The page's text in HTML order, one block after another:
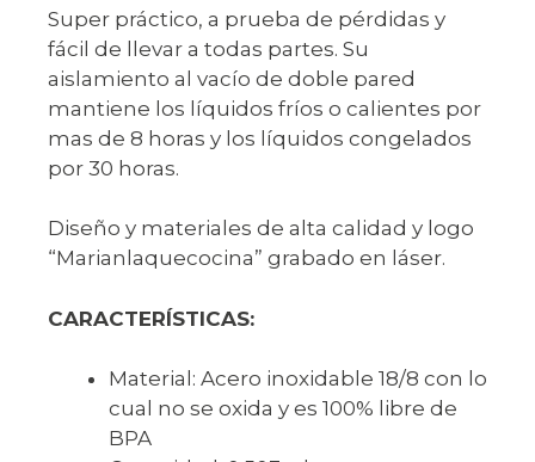
Super práctico, a prueba de pérdidas y
fácil de llevar a todas partes. Su
aislamiento al vacío de doble pared
mantiene los líquidos fríos o calientes por
mas de 8 horas y los líquidos congelados
por 30 horas.
Diseño y materiales de alta calidad y logo
“Marianlaquecocina” grabado en láser.
CARACTERÍSTICAS:
Material: Acero inoxidable 18/8 con lo
cual no se oxida y es 100% libre de
BPA